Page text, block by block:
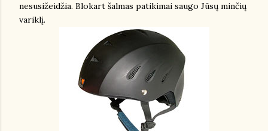
nesusižeidžia. Blokart šalmas patikimai saugo Jūsų minčių
variklį.